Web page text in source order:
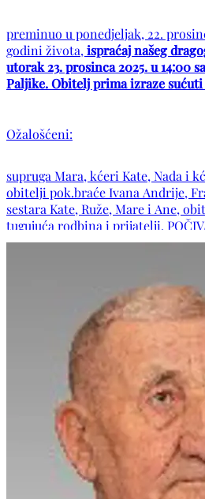
preminuo u ponedjeljak, 22.
godini života, ispraćaj našeg
utorak 23. prosinca 2025. u 14:00
Paljike. Obitelj prima izraze sućuti
Ožalošćeni:
supruga Mara, kćeri Kate, Nada i
obitelji pok.braće Ivana Andrije,
sestara Kate, Ruže, Mare i Ane,
tugujuća rodbina i prijatelji.